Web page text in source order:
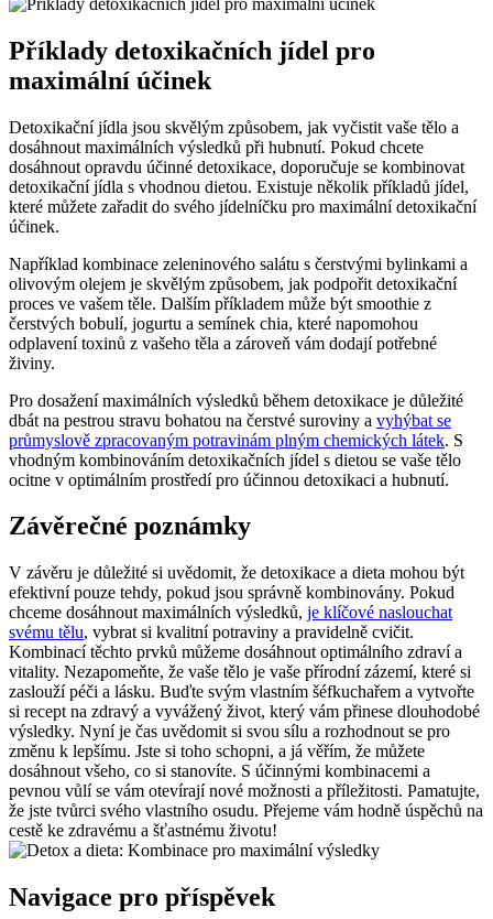
Příklady detoxikačních jídel pro
maximální účinek
Detoxikační jídla jsou skvělým způsobem, jak vyčistit vaše tělo a
dosáhnout maximálních výsledků při hubnutí. Pokud chcete
dosáhnout opravdu účinné detoxikace, doporučuje se kombinovat
detoxikační jídla s vhodnou dietou. Existuje několik příkladů jídel,
které můžete zařadit do svého jídelníčku pro maximální detoxikační
účinek.
Například kombinace zeleninového salátu s čerstvými bylinkami a
olivovým olejem je skvělým způsobem, jak podpořit detoxikační
proces ve vašem těle. Dalším příkladem může být smoothie z
čerstvých bobulí, jogurtu a semínek chia, které napomohou
odplavení toxinů z vašeho těla a zároveň vám dodají potřebné
živiny.
Pro dosažení maximálních výsledků během detoxikace je důležité
dbát na pestrou stravu bohatou na čerstvé suroviny a vyhýbat se
průmyslově zpracovaným potravinám plným chemických látek. S
vhodným kombinováním detoxikačních jídel s dietou se vaše tělo
ocitne v optimálním prostředí pro účinnou detoxikaci a hubnutí.
Závěrečné poznámky
V závěru je důležité si uvědomit, že detoxikace a dieta mohou být
efektivní pouze tehdy, pokud jsou správně kombinovány. Pokud
chceme dosáhnout maximálních výsledků, je klíčové naslouchat
svému tělu, vybrat si kvalitní potraviny a pravidelně cvičit.
Kombinací těchto prvků můžeme dosáhnout optimálního zdraví a
vitality. Nezapomeňte, že vaše tělo je vaše přírodní zázemí, které si
zaslouží péči a lásku. Buďte svým vlastním šéfkuchařem a vytvořte
si recept na zdravý a vyvážený život, který vám přinese dlouhodobé
výsledky. Nyní je čas uvědomit si svou sílu a rozhodnout se pro
změnu k lepšímu. Jste si toho schopni, a já věřím, že můžete
dosáhnout všeho, co si stanovíte. S účinnými kombinacemi a
pevnou vůlí se vám otevírají nové možnosti a příležitosti. Pamatujte,
že jste tvůrci svého vlastního osudu. Přejeme vám hodně úspěchů na
cestě ke zdravému a šťastnému životu!
Navigace pro příspěvek